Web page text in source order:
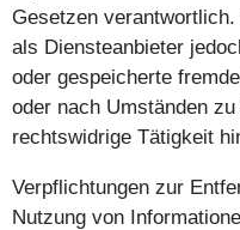
Gesetzen
als Diensteanbieter
oder gespeicherte
oder nach Umständen
rechtswidrige Tätigkeit
Verpflichtungen zur
Nutzung von